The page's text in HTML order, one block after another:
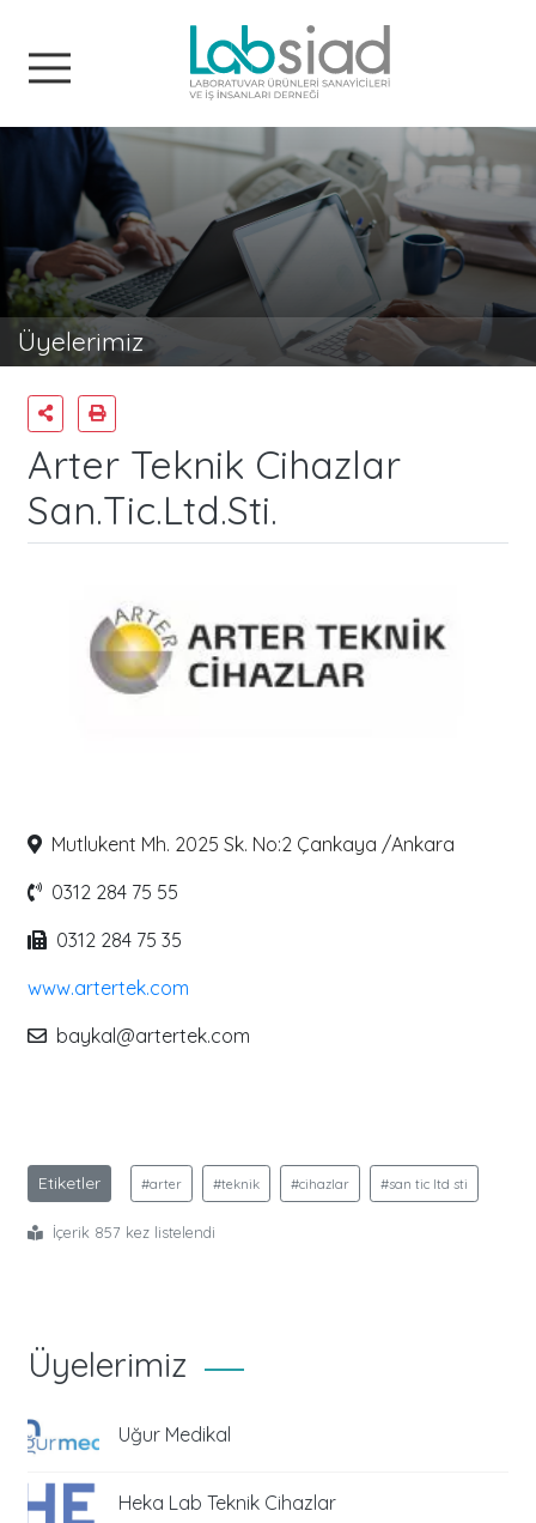
Üyelerimiz
Arter Teknik Cihazlar
San.Tic.Ltd.Sti.
Mutlukent Mh. 2025 Sk. No:2 Çankaya /Ankara
0312 284 75 55
0312 284 75 35
www.artertek.com
baykal@artertek.com
Etiketler #arter #teknik #cihazlar #san tic ltd sti
İçerik 857 kez listelendi
Üyelerimiz
Uğur Medikal
Heka Lab Teknik Cihazlar